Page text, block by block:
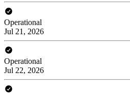
Operational
Jul 21, 2026
Operational
Jul 22, 2026